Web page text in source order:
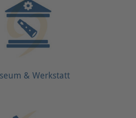
& Werkstatt